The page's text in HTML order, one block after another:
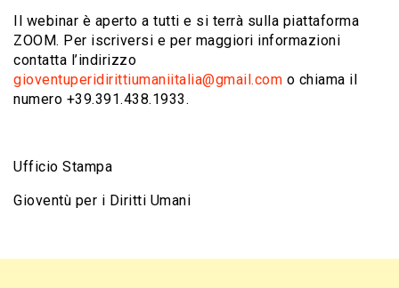
Il webinar è aperto a tutti e si terrà sulla piattaforma
ZOOM. Per iscriversi e per maggiori informazioni
contatta l’indirizzo
gioventuperidirittiumaniitalia@gmail.com o chiama il
numero +39.391.438.1933.
Ufficio Stampa
Gioventù per i Diritti Umani